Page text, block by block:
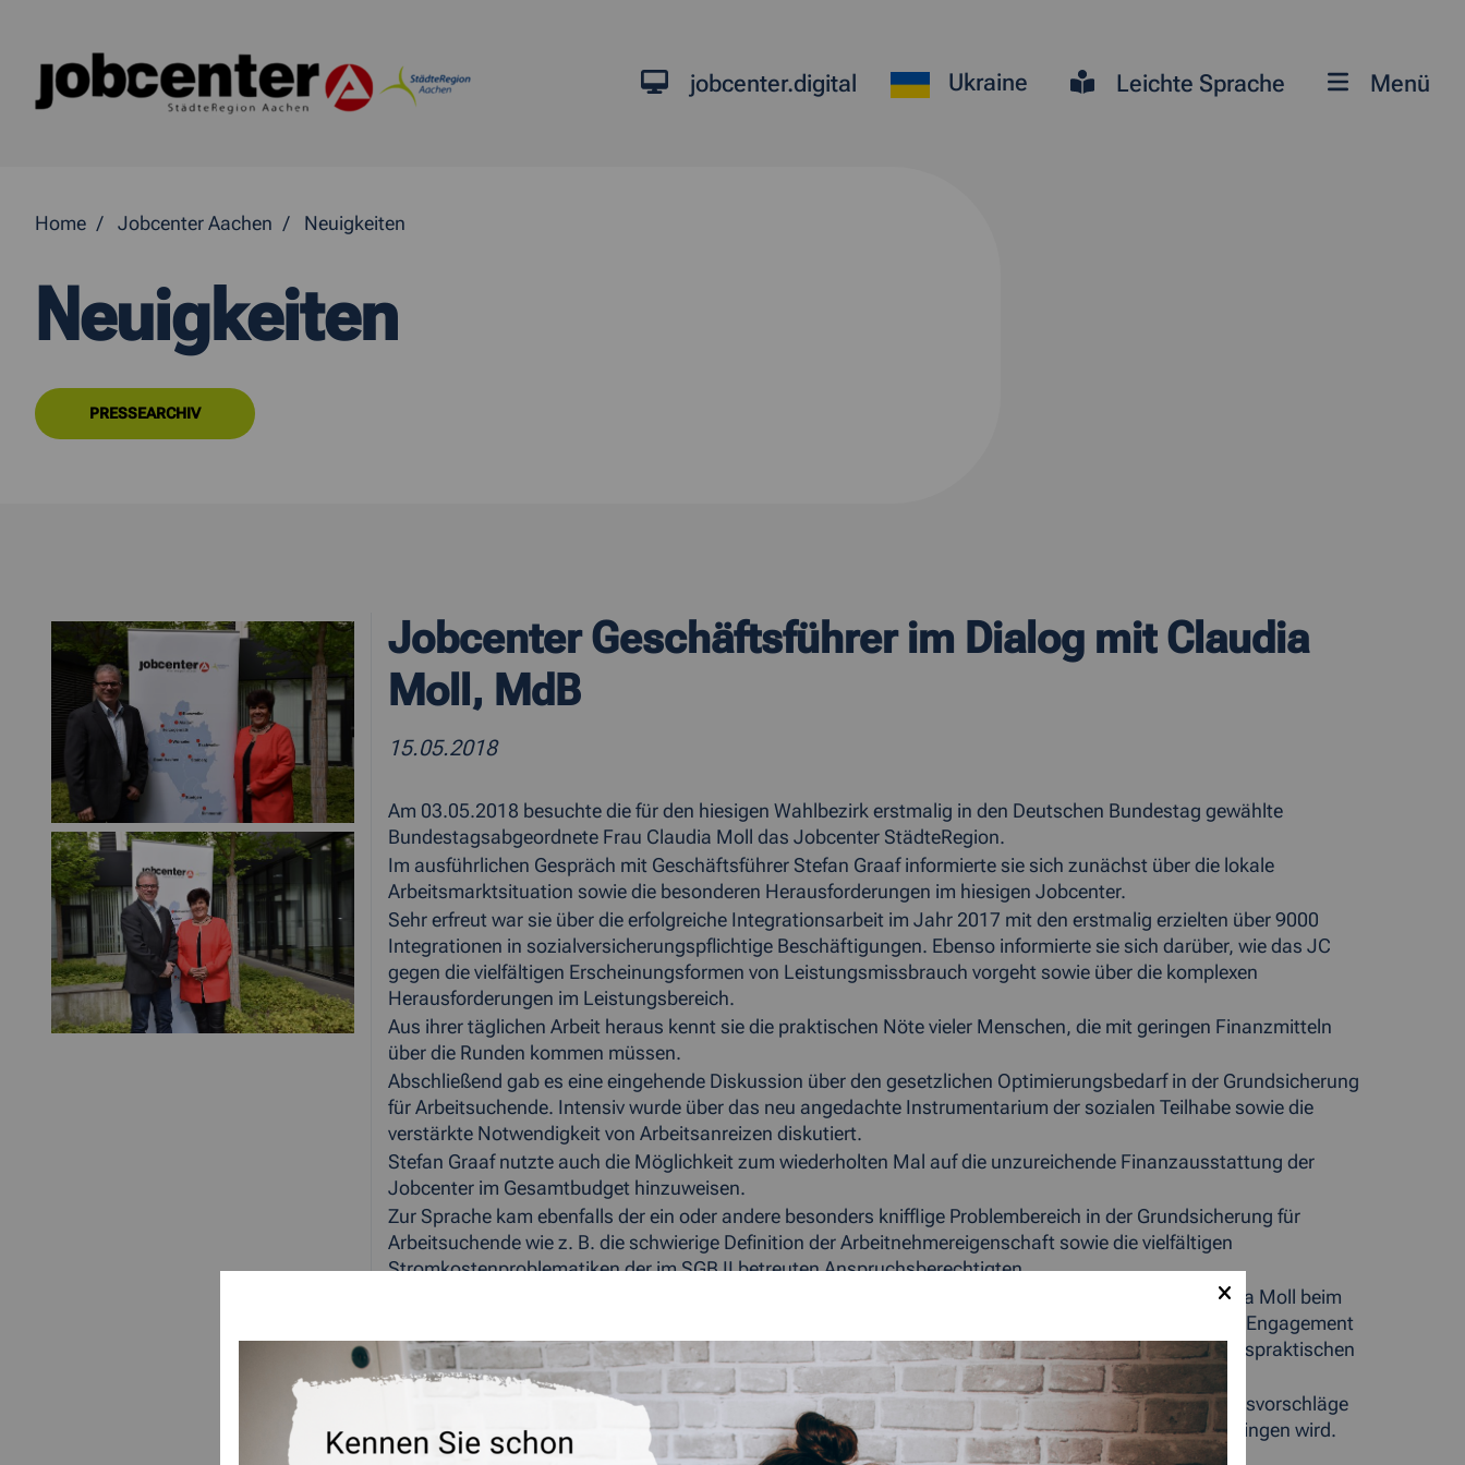
jobcenter.digital Ukraine Leichte Sprache Menü
Home Jobcenter Aachen Neuigkeiten
Neuigkeiten
PRESSEARCHIV
Jobcenter Geschäftsführer im Dialog mit Claudia
Moll, MdB
15.05.2018
Am 03.05.2018 besuchte die für den hiesigen Wahlbezirk erstmalig in den Deutschen Bundestag gewählte
Bundestagsabgeordnete Frau Claudia Moll das Jobcenter StädteRegion.
Im ausführlichen Gespräch mit Geschäftsführer Stefan Graaf informierte sie sich zunächst über die lokale
Arbeitsmarktsituation sowie die besonderen Herausforderungen im hiesigen Jobcenter.
Sehr erfreut war sie über die erfolgreiche Integrationsarbeit im Jahr 2017 mit den erstmalig erzielten über 9000
Integrationen in sozialversicherungspflichtige Beschäftigungen. Ebenso informierte sie sich darüber, wie das JC
gegen die vielfältigen Erscheinungsformen von Leistungsmissbrauch vorgeht sowie über die komplexen
Herausforderungen im Leistungsbereich.
Aus ihrer täglichen Arbeit heraus kennt sie die praktischen Nöte vieler Menschen, die mit geringen Finanzmitteln
über die Runden kommen müssen.
Abschließend gab es eine eingehende Diskussion über den gesetzlichen Optimierungsbedarf in der Grundsicherung
für Arbeitsuchende. Intensiv wurde über das neu angedachte Instrumentarium der sozialen Teilhabe sowie die
verstärkte Notwendigkeit von Arbeitsanreizen diskutiert.
Stefan Graaf nutzte auch die Möglichkeit zum wiederholten Mal auf die unzureichende Finanzausstattung der
Jobcenter im Gesamtbudget hinzuweisen.
Zur Sprache kam ebenfalls der ein oder andere besonders knifflige Problembereich in der Grundsicherung für
Arbeitsuchende wie z. B. die schwierige Definition der Arbeitnehmereigenschaft sowie die vielfältigen
Stromkostenproblematiken der im SGB II betreuten Anspruchsberechtigten.
„Ich bin begeistert von den vielfältigen Unterstützungsangeboten des hiesigen Jobcenters“, so Claudia Moll beim
Abschlussresümee. „ Ich danke allen hier arbeitenden Mitarbeiterinnen und Mitarbeitern für ihr hohes Engagement
und konnte mich davon überzeugen, dass hier mit viel Herzblut im Sinne der Menschen an ganz lebenspraktischen
Herausforderungen tagtäglich intensiv gearbeitet wird.“
Abschließend wurde vereinbart, dass Frau Moll die vom Geschäftsführer vorgetragenen Verbesserungsvorschläge
in die jetzt laufende Diskussion über die nächste Reform der Grundsicherung für Arbeitsuchende einbringen wird.